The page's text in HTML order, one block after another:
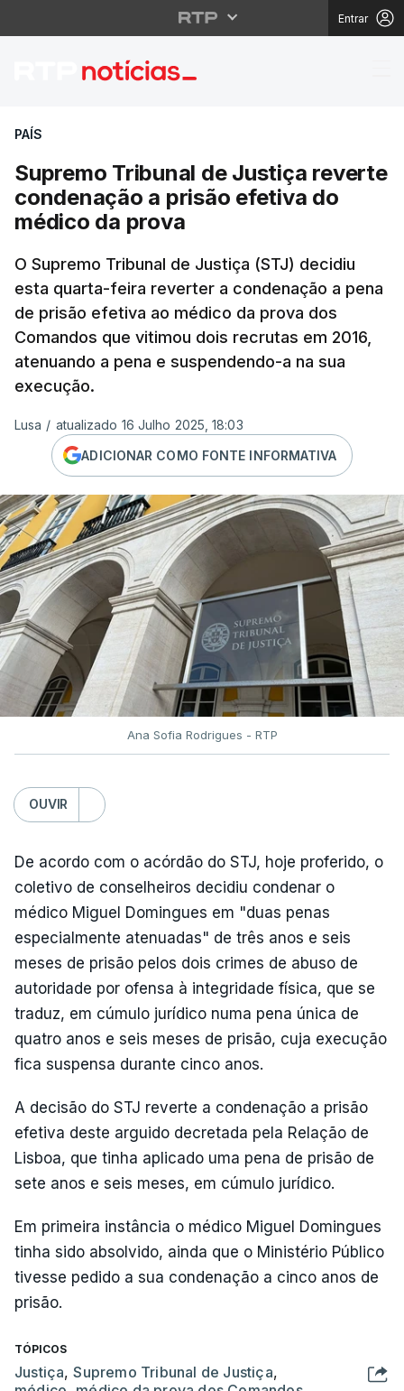
Entrar
Supremo Tribunal de
PAÍS
Supremo Tribunal de Justiça reverte
condenação a prisão efetiva do
médico da prova
O Supremo Tribunal de Justiça (STJ) decidiu
esta quarta-feira reverter a condenação a pena
de prisão efetiva ao médico da prova dos
Comandos que vitimou dois recrutas em 2016,
atenuando a pena e suspendendo-a na sua
execução.
Lusa / atualizado 16 Julho 2025, 18:03
ADICIONAR COMO FONTE INFORMATIVA
Ana Sofia Rodrigues - RTP
OUVIR
De acordo com o acórdão do STJ, hoje proferido, o
coletivo de conselheiros decidiu condenar o
médico Miguel Domingues em "duas penas
especialmente atenuadas" de três anos e seis
meses de prisão pelos dois crimes de abuso de
autoridade por ofensa à integridade física, que se
traduz, em cúmulo jurídico numa pena única de
quatro anos e seis meses de prisão, cuja execução
fica suspensa durante cinco anos.
A decisão do STJ reverte a condenação a prisão
efetiva deste arguido decretada pela Relação de
Lisboa, que tinha aplicado uma pena de prisão de
sete anos e seis meses, em cúmulo jurídico.
Em primeira instância o médico Miguel Domingues
tinha sido absolvido, ainda que o Ministério Público
tivesse pedido a sua condenação a cinco anos de
prisão.
TÓPICOS
Justiça,Supremo Tribunal de Justiça,